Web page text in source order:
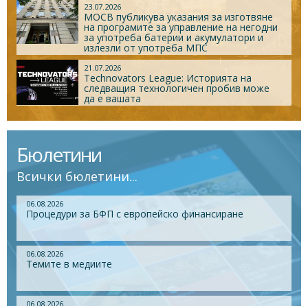
23.07.2026
МОСВ публикува указания за изготвяне
на програмите за управление на негодни
за употреба батерии и акумулатори и
излезли от употреба МПС
21.07.2026
Technovators League: Историята на
следващия технологичен пробив може
да е вашата
Бюлетини
Всички бюлетини...
06.08.2026
Процедури за БФП с европейско финансиране
06.08.2026
Темите в медиите
06.08.2026